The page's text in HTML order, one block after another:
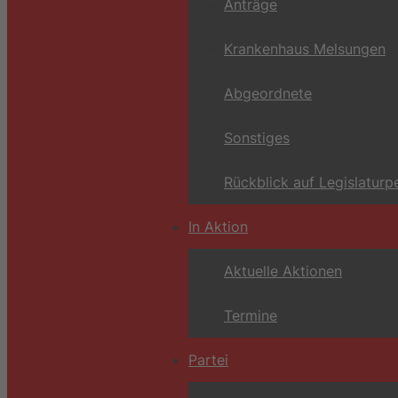
Anträge
Krankenhaus Melsungen
Abgeordnete
Sonstiges
Rückblick auf
In Aktion
Aktuelle Aktionen
Termine
Partei